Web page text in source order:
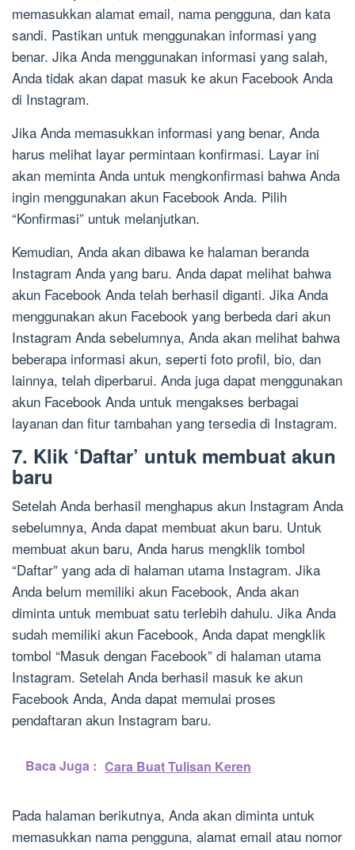
memasukkan alamat email, nama pengguna, dan kata
sandi. Pastikan untuk menggunakan informasi yang
benar. Jika Anda menggunakan informasi yang salah,
Anda tidak akan dapat masuk ke akun Facebook Anda
di Instagram.
Jika Anda memasukkan informasi yang benar, Anda
harus melihat layar permintaan konfirmasi. Layar ini
akan meminta Anda untuk mengkonfirmasi bahwa Anda
ingin menggunakan akun Facebook Anda. Pilih
“Konfirmasi” untuk melanjutkan.
Kemudian, Anda akan dibawa ke halaman beranda
Instagram Anda yang baru. Anda dapat melihat bahwa
akun Facebook Anda telah berhasil diganti. Jika Anda
menggunakan akun Facebook yang berbeda dari akun
Instagram Anda sebelumnya, Anda akan melihat bahwa
beberapa informasi akun, seperti foto profil, bio, dan
lainnya, telah diperbarui. Anda juga dapat menggunakan
akun Facebook Anda untuk mengakses berbagai
layanan dan fitur tambahan yang tersedia di Instagram.
7. Klik ‘Daftar’ untuk membuat akun
baru
Setelah Anda berhasil menghapus akun Instagram Anda
sebelumnya, Anda dapat membuat akun baru. Untuk
membuat akun baru, Anda harus mengklik tombol
“Daftar” yang ada di halaman utama Instagram. Jika
Anda belum memiliki akun Facebook, Anda akan
diminta untuk membuat satu terlebih dahulu. Jika Anda
sudah memiliki akun Facebook, Anda dapat mengklik
tombol “Masuk dengan Facebook” di halaman utama
Instagram. Setelah Anda berhasil masuk ke akun
Facebook Anda, Anda dapat memulai proses
pendaftaran akun Instagram baru.
Baca Juga : Cara Buat Tulisan Keren
Pada halaman berikutnya, Anda akan diminta untuk
memasukkan nama pengguna, alamat email atau nomor